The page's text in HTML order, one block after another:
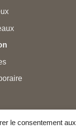
le consentement aux